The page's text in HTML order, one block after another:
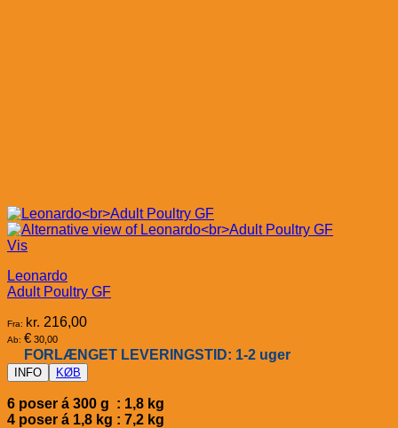
Vis
Leonardo
Adult Poultry GF
Fra: kr. 216,00
Ab: € 30,00
FORLÆNGET LEVERINGSTID: 1-2 uger
INFO KØB
6 poser á 300 g : 1,8 kg
4 poser á 1,8 kg : 7,2 kg